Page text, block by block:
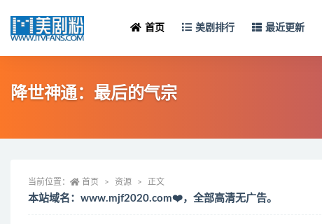
首页 美剧排行 最近更新
降世神通：最后的气宗
当前位置： 首页 资源 正文
本站域名：www.mjf2020.com❤️，全部高清无广告。